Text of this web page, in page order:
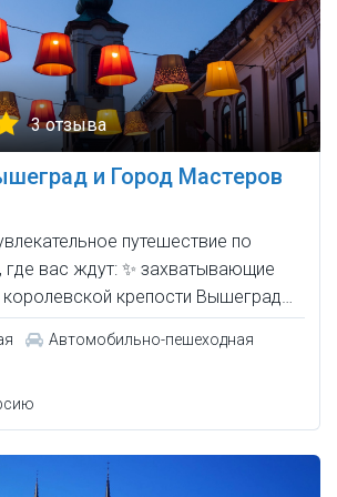
3 отзыва
и Город Мастеров
путешествие по
где вас ждут: ✨ захватывающие
крепости Вышеград…
Автомобильно-пешеходная